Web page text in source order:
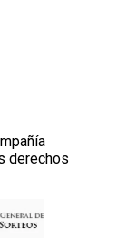
derechos